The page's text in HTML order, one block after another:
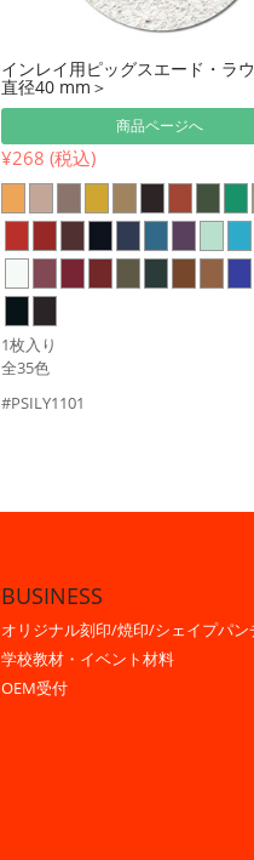
インレイ用ピッグスエード・ラ
直径40 mm＞
商品ページへ
¥268 (税込)
1枚入り
全35色
#PSILY1101
BUSINESS
オリジナル刻印/焼印/シェイプパン
学校教材・イベント材料
OEM受付